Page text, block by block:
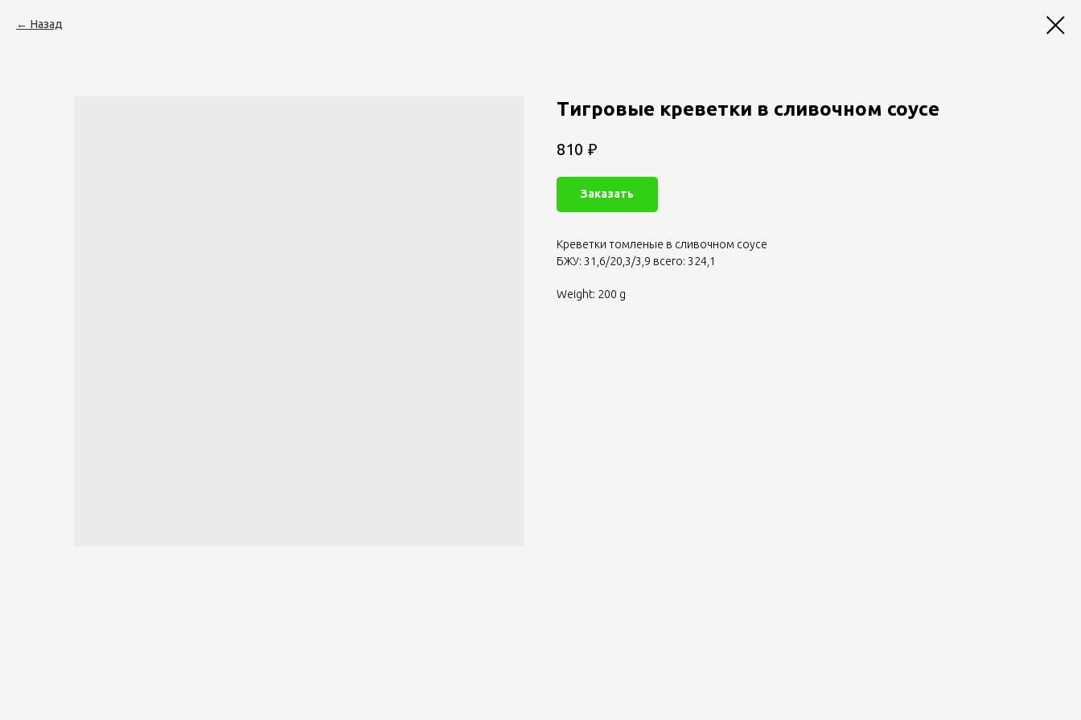
Назад
Tигровые креветки в сливочном соусе
810 ₽
Заказать
Креветки томленые в сливочном соусе
БЖУ: 31,6/20,3/3,9 всего: 324,1
Weight: 200 g